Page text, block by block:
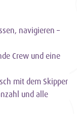
navigieren –
Crew und eine
mit dem Skipper
und alle